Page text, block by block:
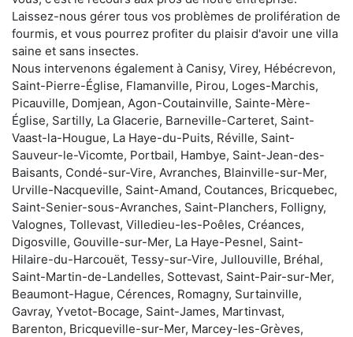
Laissez-nous gérer tous vos problèmes de prolifération de
fourmis, et vous pourrez profiter du plaisir d'avoir une villa
saine et sans insectes.
Nous intervenons également à Canisy, Virey, Hébécrevon,
Saint-Pierre-Église, Flamanville, Pirou, Loges-Marchis,
Picauville, Domjean, Agon-Coutainville, Sainte-Mère-
Église, Sartilly, La Glacerie, Barneville-Carteret, Saint-
Vaast-la-Hougue, La Haye-du-Puits, Réville, Saint-
Sauveur-le-Vicomte, Portbail, Hambye, Saint-Jean-des-
Baisants, Condé-sur-Vire, Avranches, Blainville-sur-Mer,
Urville-Nacqueville, Saint-Amand, Coutances, Bricquebec,
Saint-Senier-sous-Avranches, Saint-Planchers, Folligny,
Valognes, Tollevast, Villedieu-les-Poêles, Créances,
Digosville, Gouville-sur-Mer, La Haye-Pesnel, Saint-
Hilaire-du-Harcouët, Tessy-sur-Vire, Jullouville, Bréhal,
Saint-Martin-de-Landelles, Sottevast, Saint-Pair-sur-Mer,
Beaumont-Hague, Cérences, Romagny, Surtainville,
Gavray, Yvetot-Bocage, Saint-James, Martinvast,
Barenton, Bricqueville-sur-Mer, Marcey-les-Grèves,